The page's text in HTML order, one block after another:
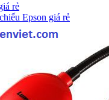
rẻ
Epson giá rẻ